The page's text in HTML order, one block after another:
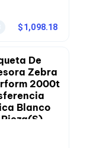
1,098.18